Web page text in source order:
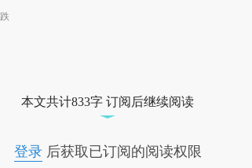
本文共计833字 订阅后继续阅读
登录后获取已订阅的阅读权限